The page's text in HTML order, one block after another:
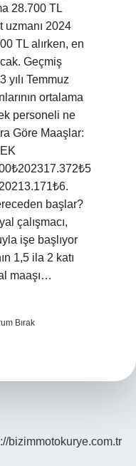
28.700 TL
uzmanı 2024
TL alırken, en
Geçmiş
yılı Temmuz
ortalama
personeli ne
Göre Maaşlar:
başlar?
çalışmacı,
işe başlıyor
1,5 ila 2 katı
maaşı…
Bırak
bizimmotokurye.com.tr